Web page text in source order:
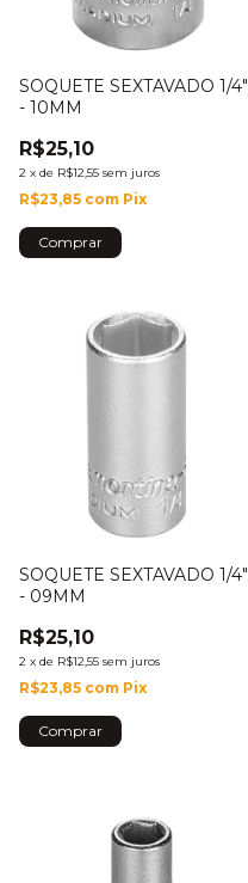
SOQUETE SEXTAVADO 1/4"
- 10MM
R$25,10
2 x de R$12,55 sem juros
R$23,85 com Pix
SOQUETE SEXTAVADO 1/4"
- 09MM
R$25,10
2 x de R$12,55 sem juros
R$23,85 com Pix